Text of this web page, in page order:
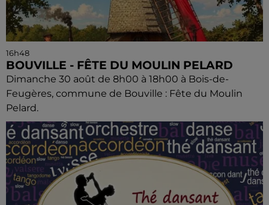
16h48
BOUVILLE - FÊTE DU MOULIN PELARD
Dimanche 30 août de 8h00 à 18h00 à Bois-de-
Feugères, commune de Bouville : Fête du Moulin
Pelard.